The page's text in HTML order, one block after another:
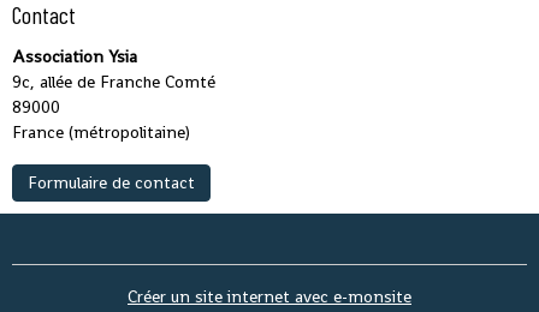
Contact
Association Ysia
9c, allée de Franche Comté
89000
France (métropolitaine)
Formulaire de contact
Créer un site internet avec e-monsite